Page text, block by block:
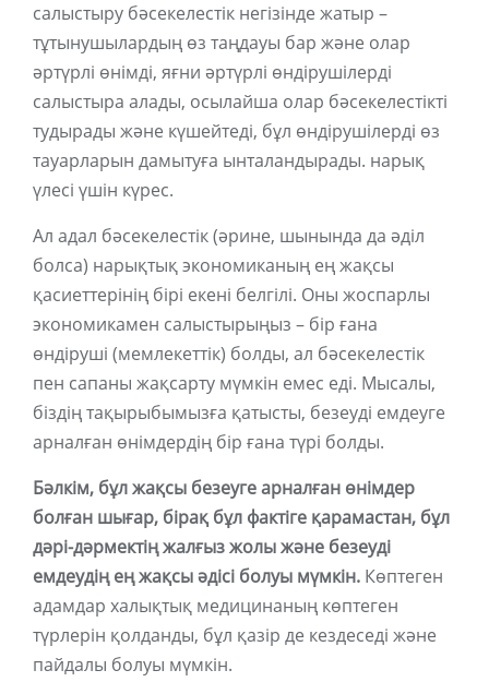
салыстыру бәсекелестік негізінде жатыр –
тұтынушылардың өз таңдауы бар және олар
әртүрлі өнімді, яғни әртүрлі өндірушілерді
салыстыра алады, осылайша олар бәсекелестікті
тудырады және күшейтеді, бұл өндірушілерді өз
тауарларын дамытуға ынталандырады. нарық
үлесі үшін күрес.
Ал адал бәсекелестік (әрине, шынында да әділ
болса) нарықтық экономиканың ең жақсы
қасиеттерінің бірі екені белгілі. Оны жоспарлы
экономикамен салыстырыңыз – бір ғана
өндіруші (мемлекеттік) болды, ал бәсекелестік
пен сапаны жақсарту мүмкін емес еді. Мысалы,
біздің тақырыбымызға қатысты, безеуді емдеуге
арналған өнімдердің бір ғана түрі болды.
Бәлкім, бұл жақсы безеуге арналған өнімдер
болған шығар, бірақ бұл фактіге қарамастан, бұл
дәрі-дәрмектің жалғыз жолы және безеуді
емдеудің ең жақсы әдісі болуы мүмкін. Көптеген
адамдар халықтық медицинаның көптеген
түрлерін қолданды, бұл қазір де кездеседі және
пайдалы болуы мүмкін.